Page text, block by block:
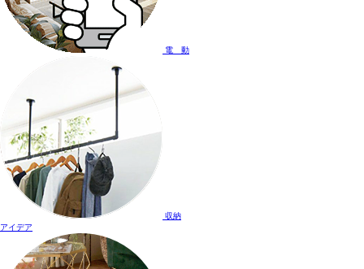
電 動
収納
アイデア